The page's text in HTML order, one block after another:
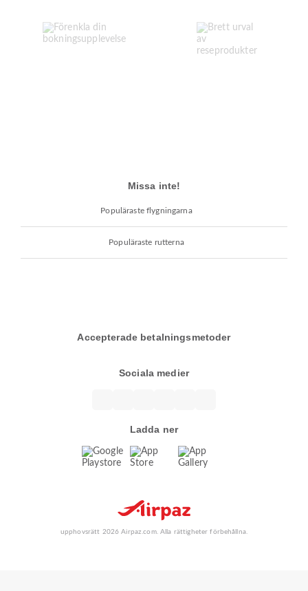
Missa inte!
Populäraste flygningarna
Populäraste rutterna
Accepterade betalningsmetoder
Sociala medier
Ladda ner
upphovsrätt 2026 Airpaz.com. Alla rättigheter förbehållna.